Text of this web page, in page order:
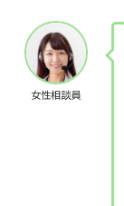
女性相談員